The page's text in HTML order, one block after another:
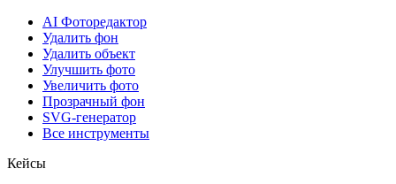
AI Фоторедактор
Удалить фон
Удалить объект
Улучшить фото
Увеличить фото
Прозрачный фон
SVG-генератор
Все инструменты
Кейсы